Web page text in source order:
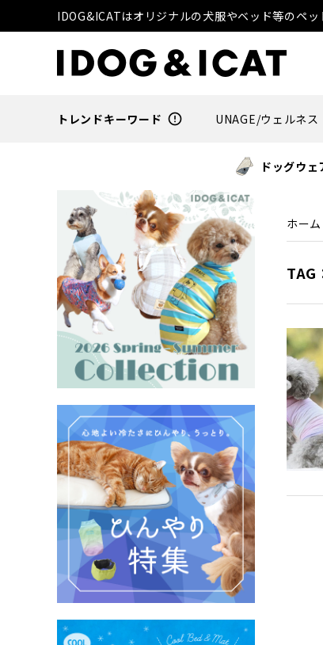
IDOG&ICATはオリジナルの犬服やベッド等のペッ
トレンドキーワード error_outline UNAGE/ウェルネス
ドッグウェ
ホーム
TAG